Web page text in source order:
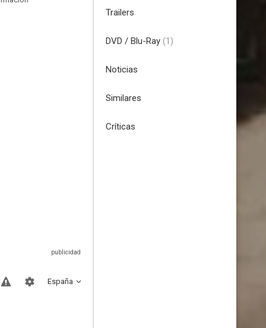
España
Trailers
DVD / Blu-Ray (1)
Noticias
Similares
Críticas